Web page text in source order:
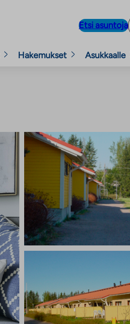
Etsi asuntoja
Hakemukset Asukkaalle